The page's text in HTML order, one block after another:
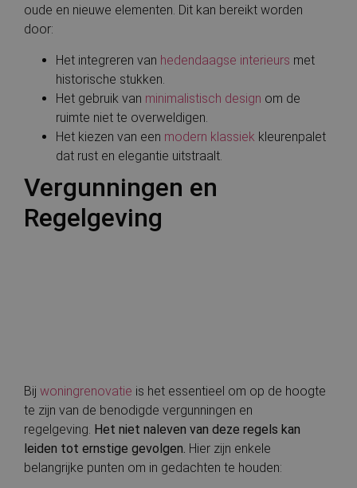
oude en nieuwe elementen. Dit kan bereikt worden
door:
Het integreren van hedendaagse interieurs met
historische stukken.
Het gebruik van minimalistisch design om de
ruimte niet te overweldigen.
Het kiezen van een modern klassiek kleurenpalet
dat rust en elegantie uitstraalt.
Vergunningen en
Regelgeving
Bij woningrenovatie is het essentieel om op de hoogte
te zijn van de benodigde vergunningen en
regelgeving. Het niet naleven van deze regels kan
leiden tot ernstige gevolgen. Hier zijn enkele
belangrijke punten om in gedachten te houden: